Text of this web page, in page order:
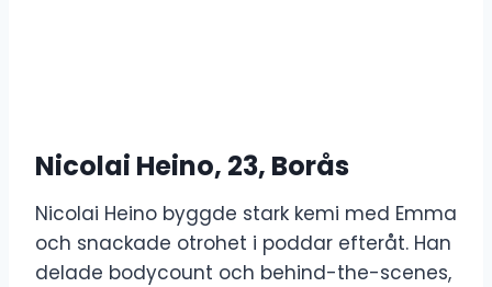
Nicolai Heino, 23, Borås
Nicolai Heino byggde stark kemi med Emma
och snackade otrohet i poddar efteråt. Han
delade bodycount och behind-the-scenes,